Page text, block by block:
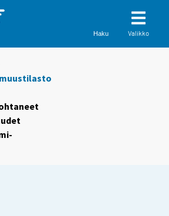
Haku Valikko